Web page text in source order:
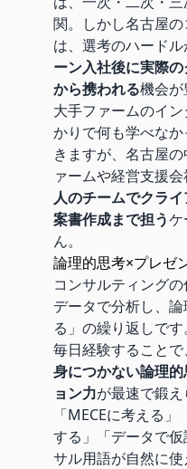
関。しかし名古屋
は、選考のハードル
ーン入社後に実際
から携われる機会が
大手ファームのイ
かりで何も学べな
きますが、名古屋
ァームや経営支援会
人のチームでクラ
案書作成まで担うケ
ん。
論理的思考×プレゼ
コンサルティングの
データで分析し、
る」の繰り返しで
毎日経験することで、
身につかない論理
ョン力が最速で鍛え
「MECEに考える
する」「データで
サル用語が自然に使